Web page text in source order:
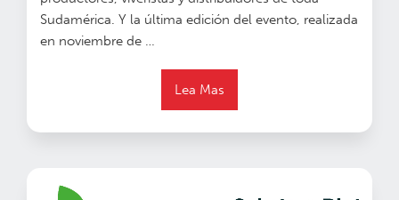
Sudamérica. Y la última edición del evento, realizada
en noviembre de …
Lea Mas